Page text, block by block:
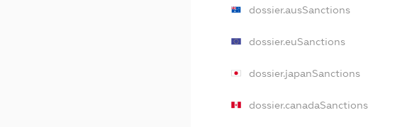
dossier.ausSanctions
dossier.euSanctions
dossier.japanSanctions
dossier.canadaSanctions